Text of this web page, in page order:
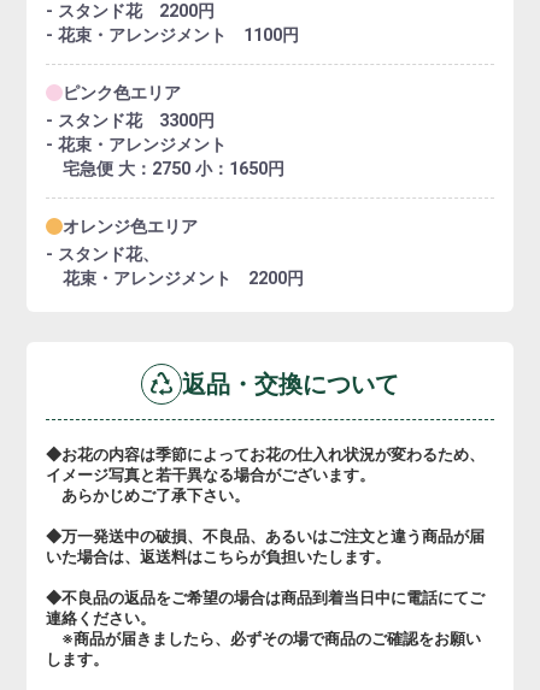
- スタンド花 2200円
- 花束・アレンジメント 1100円
ピンク色エリア
- スタンド花 3300円
- 花束・アレンジメント
宅急便 大：2750 小：1650円
オレンジ色エリア
- スタンド花、
花束・アレンジメント 2200円
返品・交換について
◆お花の内容は季節によってお花の仕入れ状況が変わるため、
イメージ写真と若干異なる場合がございます。
あらかじめご了承下さい。
◆万一発送中の破損、不良品、あるいはご注文と違う商品が届
いた場合は、返送料はこちらが負担いたします。
◆不良品の返品をご希望の場合は商品到着当日中に電話にてご
連絡ください。
※商品が届きましたら、必ずその場で商品のご確認をお願い
します。